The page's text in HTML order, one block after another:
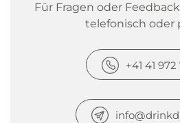
Für Fragen oder
telefonisch oder
+41 41